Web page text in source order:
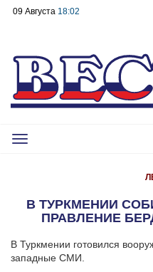
09 Августа 18:02
Toggle
В ТУРКМЕНИИ
ПРАВЛЕНИЕ
В Туркмении готовился
западные СМИ.